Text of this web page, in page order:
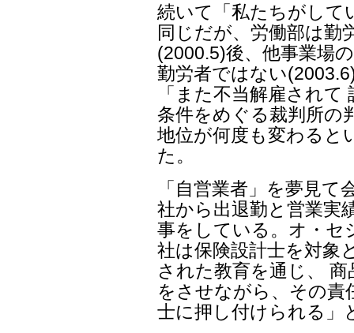
続いて「私たちがして
同じだが、労働部は勤
(2000.5)後、他事業場
勤労者ではない
「また不当解雇され
条件をめぐる裁判所の
地位が何度も変わると
た。
「自営業者」を夢見
社から出退勤と営業実
事をしている。オ・セ
社は保険設計士を対象
された教育を通じ、
をさせながら、その責
士に押し付けられる」